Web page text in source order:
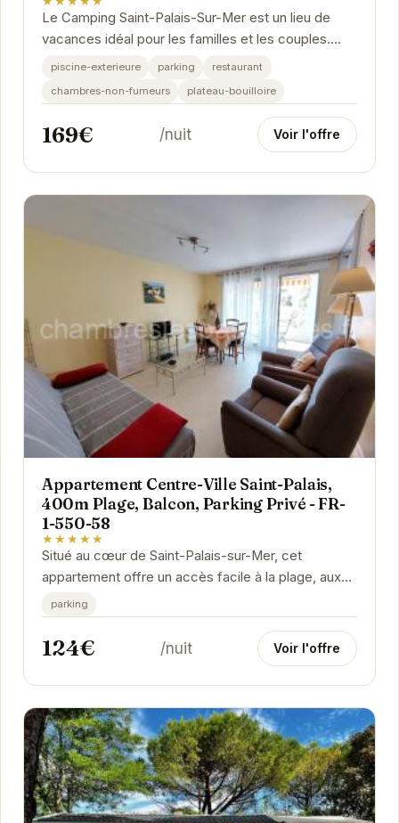
Le Camping Saint-Palais-Sur-Mer est un lieu de
vacances idéal pour les familles et les couples.
Avec une piscine extérieure, un restaurant et un...
piscine-exterieure parking
restaurant
chambres-non-fumeurs
plateau-bouilloire
169€ /nuit Voir l'offre
Appartement Centre-Ville Saint-Palais,
400m Plage, Balcon, Parking Privé - FR-
1-550-58
★★★★★
Situé au cœur de Saint-Palais-sur-Mer, cet
appartement offre un accès facile à la plage, aux
commerces et aux activités locales. Avec son...
parking
124€ /nuit Voir l'offre